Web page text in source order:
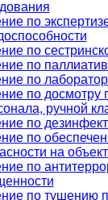
по
по
по
по
по досмотру
ручной
по
по
на
по
по тушению